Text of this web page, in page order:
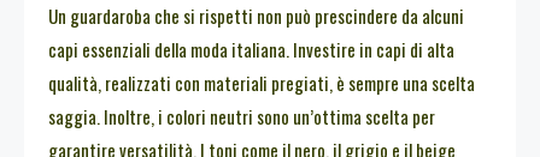
Un guardaroba che si rispetti non può prescindere da alcuni
capi essenziali della moda italiana. Investire in capi di alta
qualità, realizzati con materiali pregiati, è sempre una scelta
saggia. Inoltre, i colori neutri sono un’ottima scelta per
garantire versatilità. I toni come il nero, il grigio e il beige